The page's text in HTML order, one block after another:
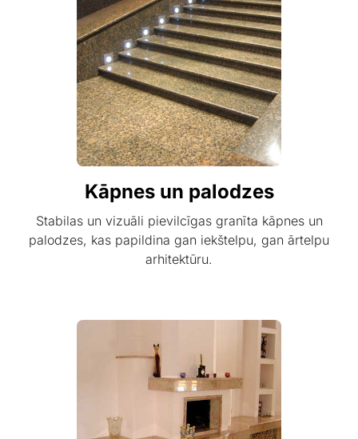
Kāpnes un palodzes
Stabilas un vizuāli pievilcīgas granīta kāpnes un
palodzes, kas papildina gan iekštelpu, gan ārtelpu
arhitektūru.